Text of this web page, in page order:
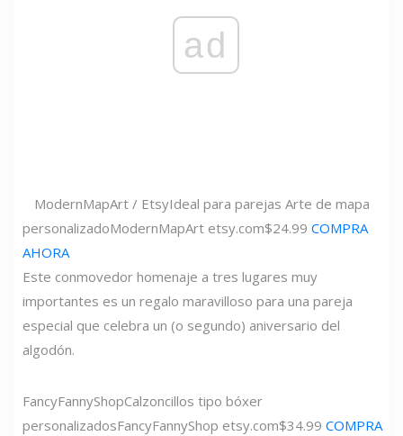
ad
ModernMapArt / EtsyIdeal para parejas Arte de mapa
personalizadoModernMapArt etsy.com$24.99 COMPRA
AHORA
Este conmovedor homenaje a tres lugares muy
importantes es un regalo maravilloso para una pareja
especial que celebra un (o segundo) aniversario del
algodón.
FancyFannyShopCalzoncillos tipo bóxer
personalizadosFancyFannyShop etsy.com$34.99 COMPRA